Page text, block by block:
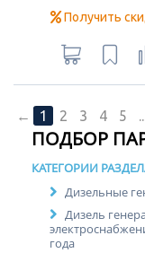
Получить
← 1 2 3 4 5
ПОДБОР
КАТЕГОРИИ
Дизельные
Дизель
года